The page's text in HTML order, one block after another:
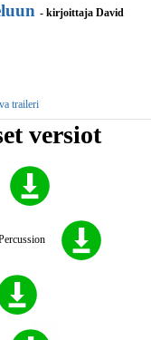
- kirjoittaja David
traileri
versiot